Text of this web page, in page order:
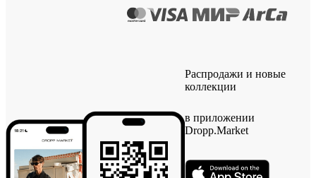
Распродажи и новые
коллекции
в приложении
Dropp.Market